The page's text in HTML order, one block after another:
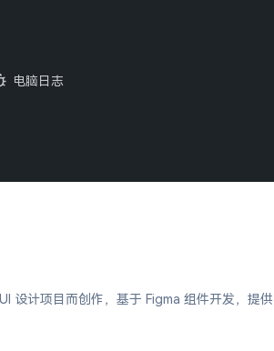
电脑日志
计项目而创作，基于 Figma 组件开发，提